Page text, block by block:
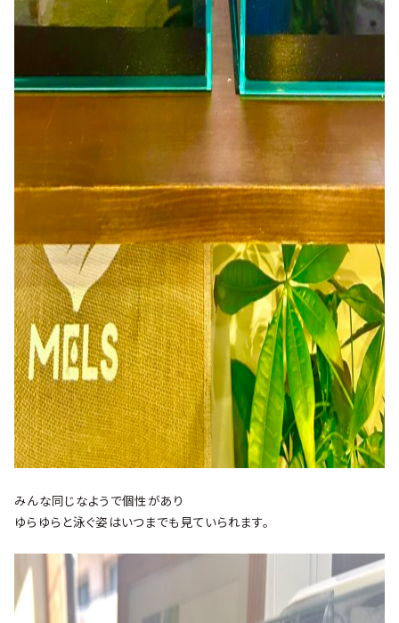
みんな同じなようで個性があり
ゆらゆらと泳ぐ姿はいつまでも見ていられます。